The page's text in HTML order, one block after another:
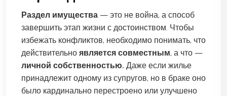
Раздел имущества — это не война, а способ
завершить этап жизни с достоинством. Чтобы
избежать конфликтов, необходимо понимать, что
действительно является совместным, а что —
личной собственностью. Даже если жилье
принадлежит одному из супругов, но в браке оно
было кардинально перестроено или улучшено